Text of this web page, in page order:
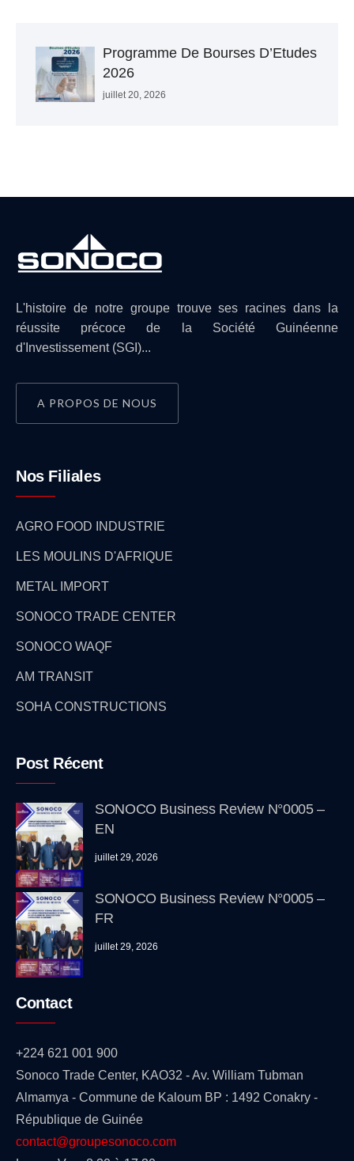
Programme De Bourses D’Etudes
2026
juillet 20, 2026
L'histoire de notre groupe trouve ses racines dans la
réussite précoce de la Société Guinéenne
d'Investissement (SGI)...
A PROPOS DE NOUS
Nos Filiales
AGRO FOOD INDUSTRIE
LES MOULINS D'AFRIQUE
METAL IMPORT
SONOCO TRADE CENTER
SONOCO WAQF
AM TRANSIT
SOHA CONSTRUCTIONS
Post Récent
SONOCO Business Review N°0005 –
EN
juillet 29, 2026
SONOCO Business Review N°0005 –
FR
juillet 29, 2026
Contact
+224 621 001 900
Sonoco Trade Center, KAO32 - Av. William Tubman
Almamya - Commune de Kaloum BP : 1492 Conakry -
République de Guinée
contact@groupesonoco.com